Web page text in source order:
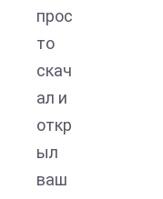
прос
то
скач
ал и
откр
ыл
ваш